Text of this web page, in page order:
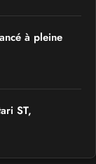
à pleine
ST,